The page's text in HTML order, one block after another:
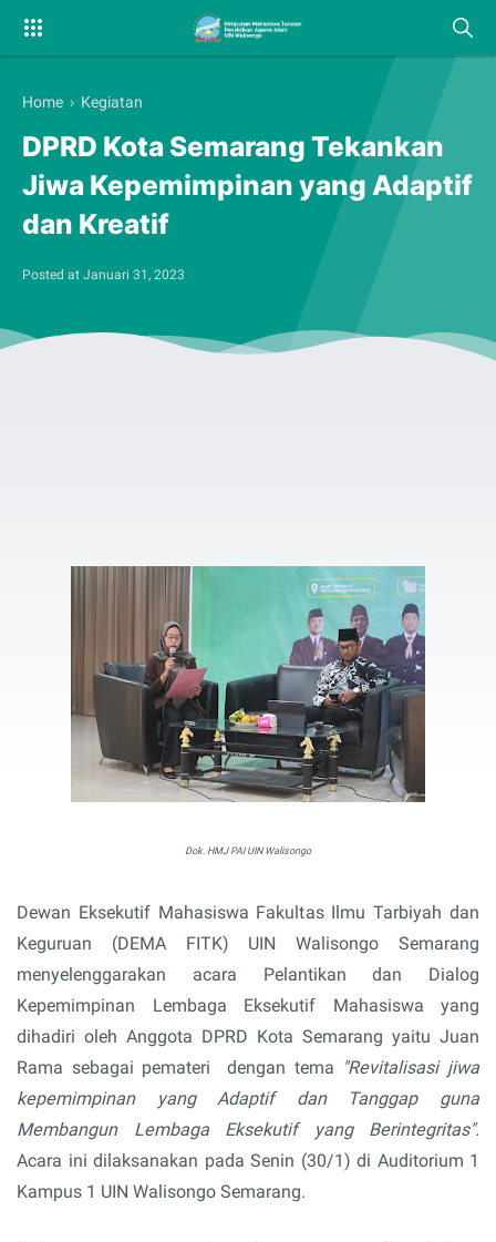
Home › Kegiatan
DPRD Kota Semarang Tekankan
Jiwa Kepemimpinan yang Adaptif
dan Kreatif
Posted at Januari 31, 2023
Dok. HMJ PAI UIN Walisongo
Dewan Eksekutif Mahasiswa Fakultas Ilmu Tarbiyah dan
Keguruan (DEMA FITK) UIN Walisongo Semarang
menyelenggarakan acara Pelantikan dan Dialog
Kepemimpinan Lembaga Eksekutif Mahasiswa yang
dihadiri oleh Anggota DPRD Kota Semarang yaitu Juan
Rama sebagai pemateri dengan tema "Revitalisasi jiwa
kepemimpinan yang Adaptif dan Tanggap guna
Membangun Lembaga Eksekutif yang Berintegritas".
Acara ini dilaksanakan pada Senin (30/1) di Auditorium 1
Kampus 1 UIN Walisongo Semarang.